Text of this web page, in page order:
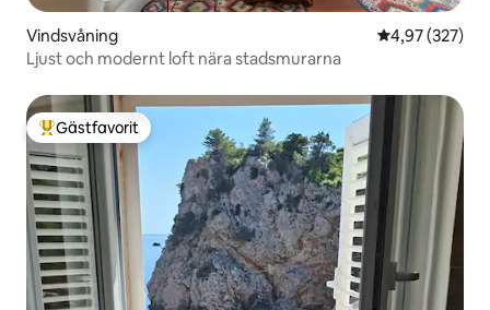
Vindsvåning 4,97 av 5 i
4,97 (327)
Ljust och modernt loft nära stadsmurarna
Populär gästfavorit
Gästfavorit